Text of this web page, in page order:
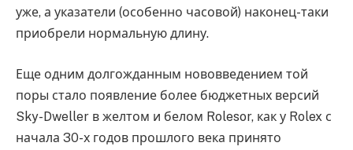
уже, а указатели (особенно часовой) наконец-таки
приобрели нормальную длину.
Еще одним долгожданным нововведением той
поры стало появление более бюджетных версий
Sky-Dweller в желтом и белом Rolesor, как у Rolex с
начала 30-х годов прошлого века принято